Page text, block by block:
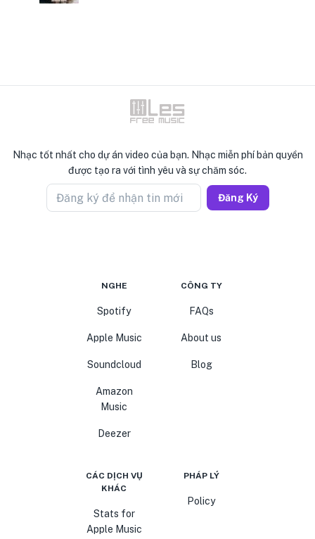
Nhạc tốt nhất cho dự án video của bạn. Nhạc miễn phí bản quyền
được tạo ra với tình yêu và sự chăm sóc.
Đăng ký để nhận tin mới Đăng Ký
NGHE
Spotify
Apple Music
Soundcloud
Amazon
Music
Deezer
CÔNG TY
FAQs
About us
Blog
CÁC DỊCH VỤ
KHÁC
Stats for
Apple Music
PHÁP LÝ
Policy